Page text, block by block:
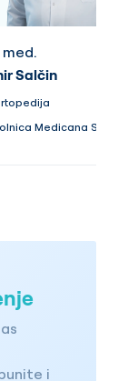
med.
Salčin
Medicana
i